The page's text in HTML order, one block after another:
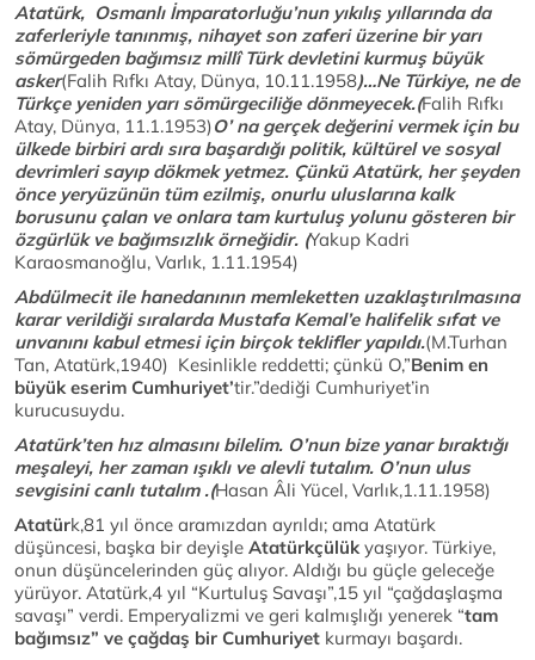
Atatürk, Osmanlı İmparatorluğu’nun yıkılış yıllarında da
zaferleriyle tanınmış, nihayet son zaferi üzerine bir yarı
sömürgeden bağımsız millî Türk devletini kurmuş büyük
asker(Falih Rıfkı Atay, Dünya, 10.11.1958)…Ne Türkiye, ne de
Türkçe yeniden yarı sömürgeciliğe dönmeyecek.(Falih Rıfkı
Atay, Dünya, 11.1.1953)O’ na gerçek değerini vermek için bu
ülkede birbiri ardı sıra başardığı politik, kültürel ve sosyal
devrimleri sayıp dökmek yetmez. Çünkü Atatürk, her şeyden
önce yeryüzünün tüm ezilmiş, onurlu uluslarına kalk
borusunu çalan ve onlara tam kurtuluş yolunu gösteren bir
özgürlük ve bağımsızlık örneğidir. (Yakup Kadri
Karaosmanoğlu, Varlık, 1.11.1954)
Abdülmecit ile hanedanının memleketten uzaklaştırılmasına
karar verildiği sıralarda Mustafa Kemal’e halifelik sıfat ve
unvanını kabul etmesi için birçok teklifler yapıldı.(M.Turhan
Tan, Atatürk,1940) Kesinlikle reddetti; çünkü O,”Benim en
büyük eserim Cumhuriyet’tir.”dediği Cumhuriyet’in
kurucusuydu.
Atatürk’ten hız almasını bilelim. O’nun bize yanar bıraktığı
meşaleyi, her zaman ışıklı ve alevli tutalım. O’nun ulus
sevgisini canlı tutalım .(Hasan Âli Yücel, Varlık,1.11.1958)
Atatürk,81 yıl önce aramızdan ayrıldı; ama Atatürk
düşüncesi, başka bir deyişle Atatürkçülükyaşıyor. Türkiye,
onun düşüncelerinden güç alıyor. Aldığı bu güçle geleceğe
yürüyor. Atatürk,4 yıl “Kurtuluş Savaşı”,15 yıl “çağdaşlaşma
savaşı” verdi. Emperyalizmi ve geri kalmışlığı yenerek “tam
bağımsız” ve çağdaş bir Cumhuriyet kurmayı başardı.